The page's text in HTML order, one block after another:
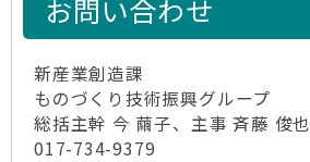
お問い合わせ
新産業創造課
ものづくり技術振興グループ
総括主幹 今 繭子、主事 斉藤 俊也
017-734-9379